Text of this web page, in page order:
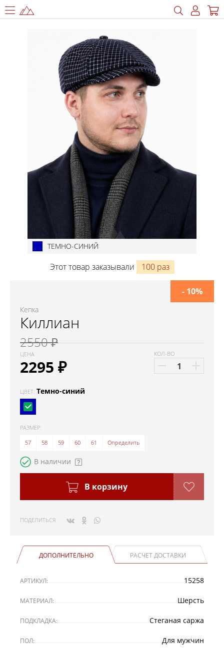
ТЕМНО-СИНИЙ
Этот товар заказывали 100 раз
Кепка
Киллиан
2550 ₽
ЦЕНА
2295 ₽
- 10%
КОЛ-ВО
ЦВЕТ: Темно-синий
РАЗМЕР:
57
58 59 60 61 Определить
В наличии
В корзину
ПОДЕЛИТЬСЯ
ДОПОЛНИТЕЛЬНО РАСЧЕТ ДОСТАВКИ
АРТИКУЛ: 15258
МАТЕРИАЛ: Шерсть
ПОДКЛАДКА: Стеганая саржа
ПОЛ: Для мужчин